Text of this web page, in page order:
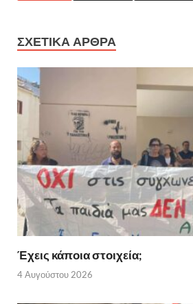
ΣΧΕΤΙΚΑ ΑΡΘΡΑ
Έχεις κάποια στοιχεία;
4 Αυγούστου 2026